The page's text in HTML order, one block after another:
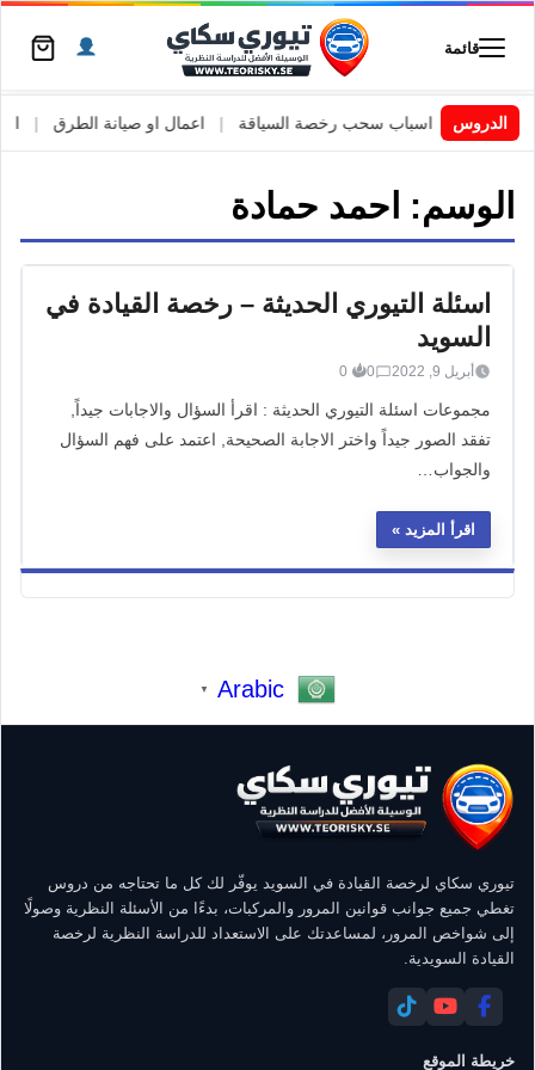
قائمة
الدروس
السويد | اسباب سحب رخصة السياقة اعمال او صيانة الطرق
الوسم: احمد حمادة
اسئلة التيوري الحديثة – رخصة القيادة في
السويد
أبريل 9, 2022 0
0
مجموعات اسئلة التيوري الحديثة : اقرأ السؤال والاجابات جيداً,
تفقد الصور جيداً واختر الاجابة الصحيحة, اعتمد على فهم السؤال
والجواب…
اقرأ المزيد
Arabic
▼
تيوري سكاي لرخصة القيادة في السويد يوفّر لك كل ما تحتاجه من دروس
تغطي جميع جوانب قوانين المرور والمركبات، بدءًا من الأسئلة النظرية وصولًا
إلى شواخص المرور، لمساعدتك على الاستعداد للدراسة النظرية لرخصة
القيادة السويدية.
خريطة الموقع